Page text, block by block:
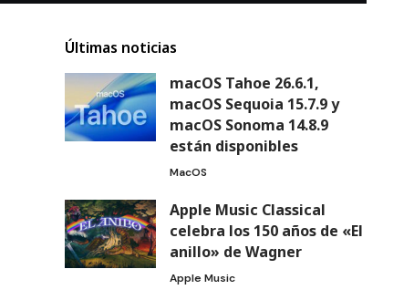
Últimas noticias
macOS Tahoe 26.6.1,
macOS Sequoia 15.7.9 y
macOS Sonoma 14.8.9
están disponibles
MacOS
Apple Music Classical
celebra los 150 años de «El
anillo» de Wagner
Apple Music